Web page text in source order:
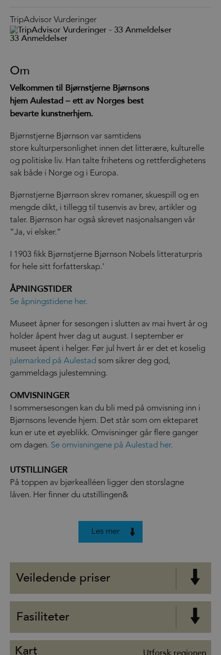
TripAdvisor Vurderinger
33 Anmeldelser
Om
Velkommen til Bjørnstjerne Bjørnsons
hjem Aulestad – ett av Norges best
bevarte kunstnerhjem.
Bjørnstjerne Bjørnson var samtidens
store kulturpersonlighet innen det litterære, kulturelle
og politiske liv. Han talte frihetens og rettferdighetens
sak både i Norge og i Europa.
Bjørnstjerne Bjørnson skrev romaner, skuespill og en
mengde dikt, i tillegg til tusenvis av brev, artikler og
taler. Bjørnson har også skrevet nasjonalsangen vår
”Ja, vi elsker.”
I 1903 fikk Bjørnstjerne Bjørnson Nobels litteraturpris
for hele sitt forfatterskap.'
ÅPNINGSTIDER
Se åpningstidene her.
Museet åpner for sesongen i slutten av mai hvert år og
holder åpent hver dag ut august. I september er
museet åpent i helger. Før jul hvert år er det et koselig
julemarked på Aulestad som sikrer deg god,
gammeldags julestemning.
OMVISNINGER
I sommersesongen kan du bli med på omvisning inn i
Bjørnsons levende hjem. Det står som om ekteparet
kun er ute et øyeblikk. Omvisninger går flere ganger
om dagen. Se omvisningene på Aulestad her.
UTSTILLINGER
På toppen av bjørkealléen ligger den storslagne
låven. Her finner du utstillingen&
Les mer
Veiledende priser
Fasiliteter
Kart Utforsk regionen